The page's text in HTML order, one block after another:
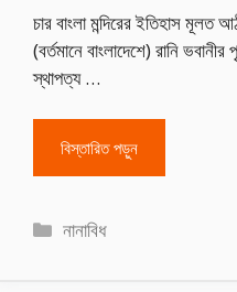
চার বাংলা মন্দিরের ইতিহাস মূলত
(বর্তমানে বাংলাদেশে) রানি
স্থাপত্য …
বিস্তারিত পড়ুন
Categories
নানাবিধ